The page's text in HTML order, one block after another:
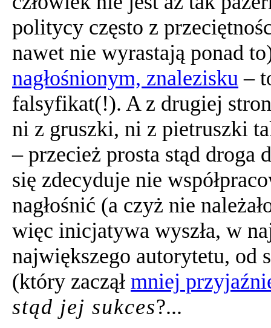
politycy często z
nawet nie wyrastają ponad
nagłośnionym, znalezisku –
falsyfikat(!). A z drugiej
ni z gruszki, ni z pietruszki
– przecież prosta stąd
się zdecyduje nie
nagłośnić (a czyż nie
więc inicjatywa wyszła, w
największego autorytetu, od
(który zaczął mniej
stąd jej sukces?...